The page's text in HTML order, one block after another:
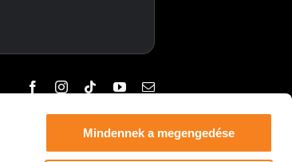
Mindennek a megengedése